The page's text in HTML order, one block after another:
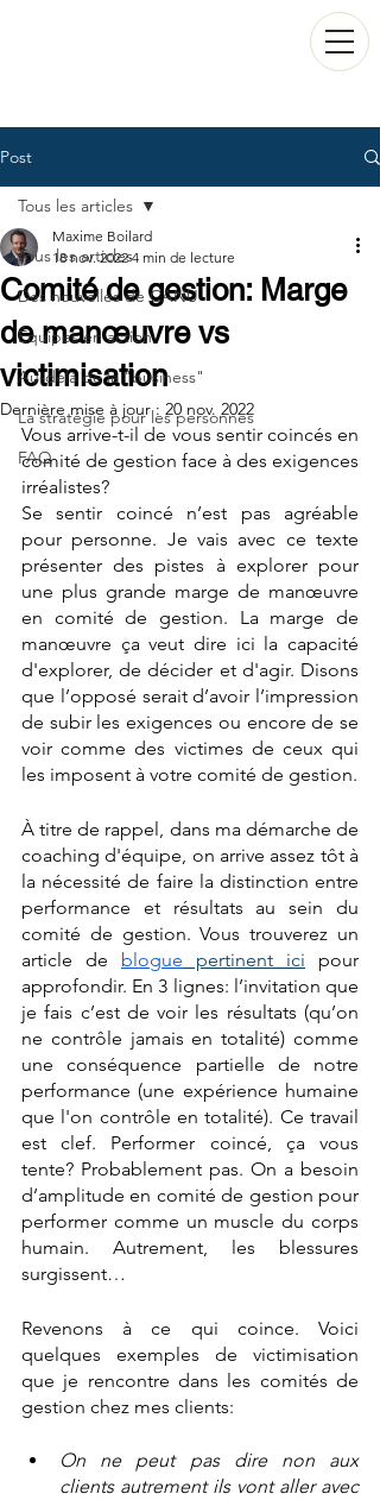
Post
Tous les articles
Des nouvelles de CANU
Équipes en action
Au-delà de la "business"
La stratégie pour les personnes
FAQ
Tous les articles
Comité de gestion: Marge
de manœuvre vs
victimisation
Maxime Boilard
18 nov. 2022 4 min de lecture
Dernière mise à jour : 20 nov. 2022
Vous arrive-t-il de vous sentir coincés en
comité de gestion face à des exigences
irréalistes?
Se sentir coincé n’est pas agréable
pour personne. Je vais avec ce texte
présenter des pistes à explorer pour
une plus grande marge de manœuvre
en comité de gestion. La marge de
manœuvre ça veut dire ici la capacité
d'explorer, de décider et d'agir. Disons
que l’opposé serait d’avoir l’impression
de subir les exigences ou encore de se
voir comme des victimes de ceux qui
les imposent à votre comité de gestion.
À titre de rappel, dans ma démarche de
coaching d'équipe, on arrive assez tôt à
la nécessité de faire la distinction entre
performance et résultats au sein du
comité de gestion. Vous trouverez un
article de blogue pertinent ici pour
approfondir. En 3 lignes: l’invitation que
je fais c’est de voir les résultats (qu’on
ne contrôle jamais en totalité) comme
une conséquence partielle de notre
performance (une expérience humaine
que l'on contrôle en totalité). Ce travail
est clef. Performer coincé, ça vous
tente? Probablement pas. On a besoin
d’amplitude en comité de gestion pour
performer comme un muscle du corps
humain. Autrement, les blessures
surgissent…
Revenons à ce qui coince. Voici
quelques exemples de victimisation
que je rencontre dans les comités de
gestion chez mes clients:
On ne peut pas dire non aux
clients autrement ils vont aller avec